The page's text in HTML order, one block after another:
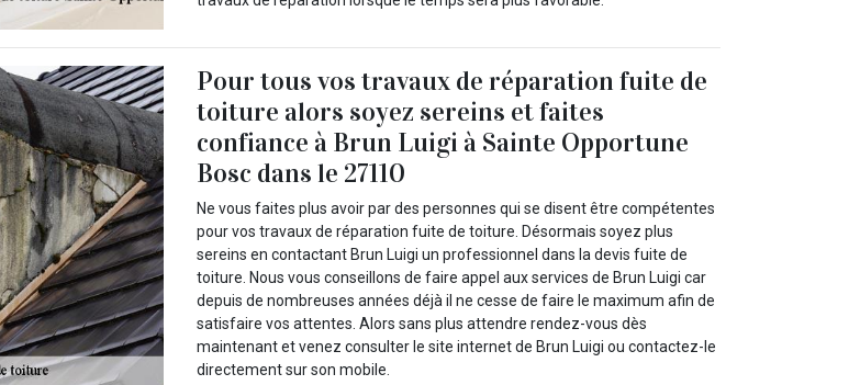
Pour tous vos travaux de réparation fuite de
toiture alors soyez sereins et faites
confiance à Brun Luigi à Sainte Opportune
Bosc dans le 27110
Ne vous faites plus avoir par des personnes qui se disent être compétentes
pour vos travaux de réparation fuite de toiture. Désormais soyez plus
sereins en contactant Brun Luigi un professionnel dans la devis fuite de
toiture. Nous vous conseillons de faire appel aux services de Brun Luigi car
depuis de nombreuses années déjà il ne cesse de faire le maximum afin de
satisfaire vos attentes. Alors sans plus attendre rendez-vous dès
maintenant et venez consulter le site internet de Brun Luigi ou contactez-le
directement sur son mobile.